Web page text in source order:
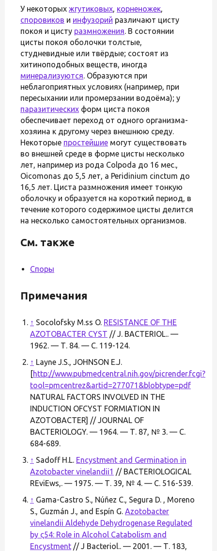
У некоторых жгутиковых, корненожек,
споровиков и инфузорий различают цисту
покоя и цисту размножения. В состоянии
цисты покоя оболочки толстые,
студневидные или твёрдые; состоят из
хитиноподобных веществ, иногда
минерализуются. Образуются при
неблагоприятных условиях (например, при
пересыхании или промерзании водоёма); у
паразитических форм циста покоя
обеспечивает переход от одного организма-
хозяина к другому через внешнюю среду.
Некоторые простейшие могут существовать
во внешней среде в форме цисты несколько
лет, например из рода Colpoda до 16 мес.,
Oicomonas до 5,5 лет, a Peridinium cinctum до
16,5 лет. Циста размножения имеет тонкую
оболочку и образуется на короткий период, в
течение которого содержимое цисты делится
на несколько самостоятельных организмов.
См. также
Споры
Примечания
↑ Socolofsky M.ss O. RESISTANCE OF THE
AZOTOBACTER CYST // J. BACTERIOL.. —
1962. — Т. 84. — С. 119-124.
↑ Layne J.S., JOHNSON E.J.
[http://www.pubmedcentral.nih.gov/picrender.fcgi?
tool=pmcentrez&artid=277071&blobtype=pdf
NATURAL FACTORS INVOLVED IN THE
INDUCTION OFCYST FORMIATION IN
AZOTOBACTER] // JOURNAL OF
BACTERIOLOGY. — 1964. — Т. 87, № 3. — С.
684-689.
↑ Sadoff H.L. Encystment and Germination in
Azotobacter vinelandii1 // BACTERIOLOGICAL
REviEws,. — 1975. — Т. 39, № 4. — С. 516-539.
↑ Gama-Castro S., Núñez C., Segura D. , Moreno
S., Guzmán J., and Espín G. Azotobacter
vinelandii Aldehyde Dehydrogenase Regulated
by ς54: Role in Alcohol Catabolism and
Encystment // J Bacteriol.. — 2001. — Т. 183,